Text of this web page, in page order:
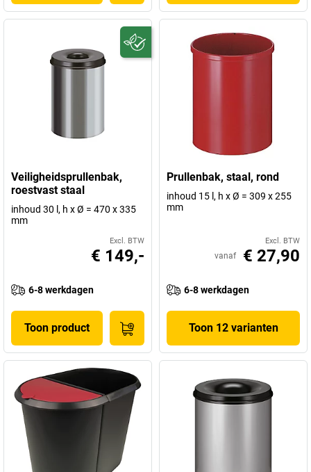
Veiligheidsprullenbak,
roestvast staal
inhoud 30 l, h x Ø = 470 x 335
mm
Excl. BTW
€ 149,-
6-8 werkdagen
Toon product
Prullenbak, staal, rond
inhoud 15 l, h x Ø = 309 x 255
mm
Excl. BTW
vanaf € 27,90
6-8 werkdagen
Toon 12 varianten